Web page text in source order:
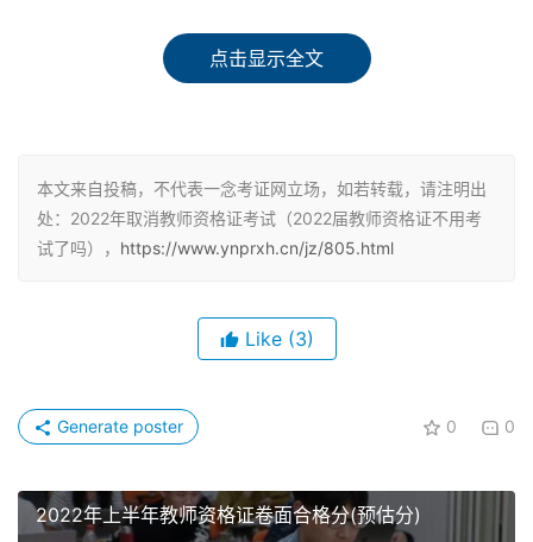
①第一个推迟取消了2022年上半年教师资格证笔试地区是
③第三个推迟了2022年上半年教师资格证笔试的地区是吉
林市
④第四个推迟了2022年上半年教师资格证地区是山东青岛
市。第五个推迟了上半年教师资格证笔试是山东威海市。
⑥第六个推迟了2022年教师资格证笔试地区是江苏连云港
市。
⑦第七个推迟了2022年上半年教师资格证笔试的地区广东
东莞市。
点击显示全文
本文来自投稿，不代表一念考证网立场，如若转载，请注明出
处：2022年取消教师资格证考试（2022届教师资格证不用考
试了吗）， https://www.ynprxh.cn/jz/805.html
Like (3)
0 0
Generate poster
2022年上半年教师资格证卷面合格分(预估分)